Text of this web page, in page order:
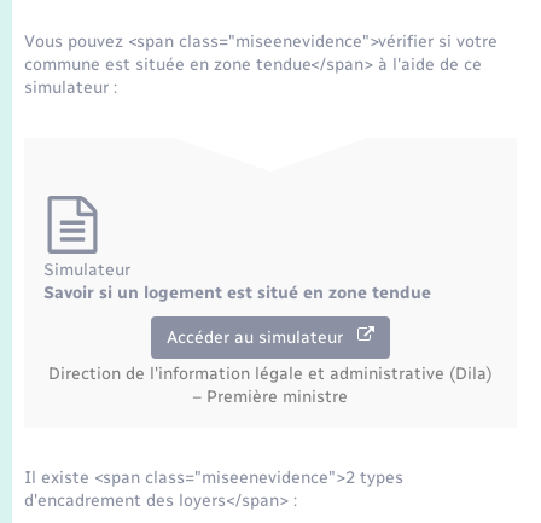
Transports
Vous pouvez <span class="miseenevidence">vérifier si votre
commune est située en zone tendue</span> à l'aide de ce
simulateur :
Simulateur
Savoir si un logement est situé en zone tendue
Accéder au simulateur
Direction de l'information légale et administrative (Dila)
– Première ministre
Il existe <span class="miseenevidence">2 types
d'encadrement des loyers</span> :